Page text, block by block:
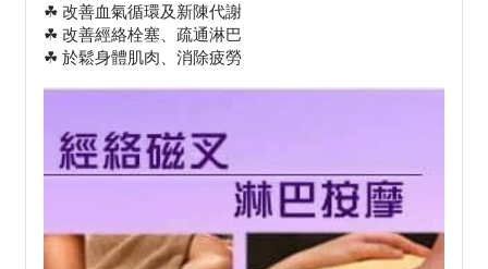
☘ 改善血氣循環及新陳代謝
☘ 改善經絡栓塞、疏通淋巴
☘ 於鬆身體肌肉、消除疲勞